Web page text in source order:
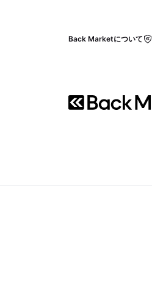
Back Marketについて